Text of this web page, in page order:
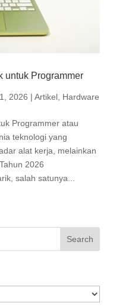
untuk Programmer
2026 |Artikel, Hardware
Programmer atau
teknologi yang
alat kerja, melainkan
2026
salah satunya...